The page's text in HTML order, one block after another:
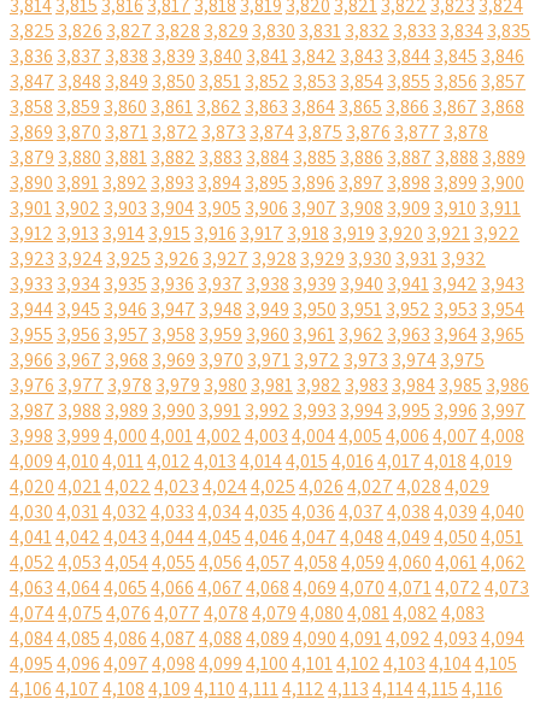
3,8143,815 3,816 3,817 3,818 3,819 3,820 3,8213,822 3,823 3,824
3,825 3,826 3,827 3,828 3,829 3,830 3,8313,832 3,833 3,8343,835
3,836 3,837 3,838 3,839 3,840 3,8413,842 3,843 3,8443,845 3,846
3,847 3,848 3,849 3,850 3,8513,852 3,853 3,8543,855 3,856 3,857
3,858 3,859 3,860 3,8613,862 3,863 3,8643,865 3,866 3,867 3,868
3,869 3,870 3,8713,872 3,873 3,8743,875 3,876 3,877 3,878
3,879 3,880 3,8813,882 3,883 3,8843,885 3,886 3,887 3,888 3,889
3,890 3,8913,892 3,893 3,8943,895 3,896 3,897 3,898 3,899 3,900
3,9013,902 3,903 3,9043,905 3,906 3,907 3,908 3,909 3,910 3,911
3,912 3,913 3,9143,915 3,916 3,917 3,918 3,919 3,920 3,9213,922
3,923 3,9243,925 3,926 3,927 3,928 3,929 3,930 3,9313,932
3,933 3,9343,935 3,936 3,937 3,938 3,939 3,940 3,9413,942 3,943
3,9443,945 3,946 3,947 3,948 3,949 3,950 3,9513,952 3,953 3,954
3,955 3,956 3,957 3,958 3,959 3,960 3,9613,962 3,963 3,9643,965
3,966 3,967 3,968 3,969 3,970 3,9713,972 3,973 3,9743,975
3,976 3,977 3,978 3,979 3,980 3,9813,982 3,983 3,9843,985 3,986
3,987 3,988 3,989 3,990 3,9913,992 3,993 3,9943,995 3,996 3,997
3,998 3,9994,0004,0014,0024,0034,0044,0054,0064,0074,008
4,0094,0104,0114,0124,0134,0144,0154,0164,0174,0184,019
4,0204,0214,0224,0234,0244,0254,0264,0274,0284,029
4,0304,0314,0324,0334,0344,0354,0364,0374,0384,0394,040
4,0414,0424,0434,0444,0454,0464,0474,0484,0494,0504,051
4,0524,0534,0544,0554,0564,0574,0584,0594,0604,0614,062
4,0634,0644,0654,0664,0674,0684,0694,0704,0714,0724,073
4,0744,0754,0764,0774,0784,0794,0804,0814,0824,083
4,0844,0854,0864,0874,0884,0894,0904,0914,0924,0934,094
4,0954,0964,0974,0984,0994,1004,1014,1024,1034,1044,105
4,1064,1074,1084,1094,1104,1114,1124,1134,1144,1154,116